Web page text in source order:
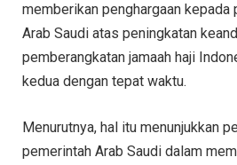
memberikan penghargaan kepada
Arab Saudi atas peningkatan
pemberangkatan jamaah haji
kedua dengan tepat waktu.
Menurutnya, hal itu menunjukkan
pemerintah Arab Saudi dalam